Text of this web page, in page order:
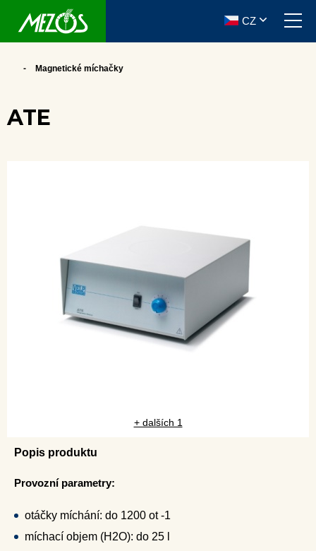
CZ
Magnetické míchačky
ATE
+ dalších 1
Popis produktu
Provozní parametry:
otáčky míchání: do 1200 ot -1
míchací objem (H2O): do 25 l